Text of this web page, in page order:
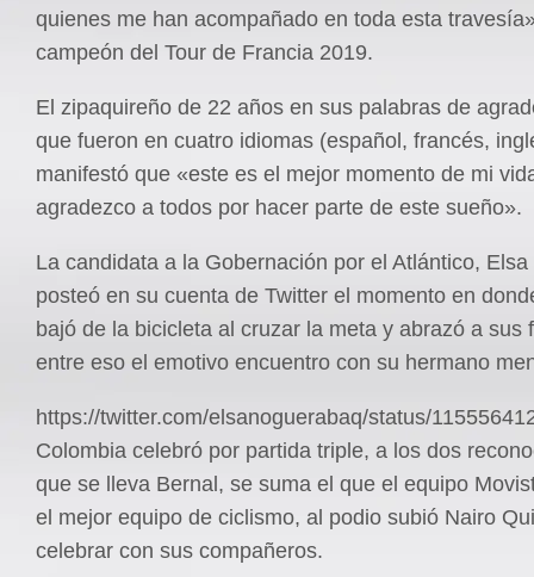
quienes me han acompañado en toda esta
campeón del Tour de Francia 2019.
El zipaquireño de 22 años en sus palabras de
que fueron en cuatro idiomas (español, francés,
manifestó que «este es el mejor momento de mi
agradezco a todos por hacer parte de este sueño».
La candidata a la Gobernación por el Atlántico,
posteó en su cuenta de Twitter el momento en
bajó de la bicicleta al cruzar la meta y abrazó a sus
entre eso el emotivo encuentro con su hermano
https://twitter.com/elsanoguerabaq/status/
Colombia celebró por partida triple, a los dos
que se lleva Bernal, se suma el que el equipo
el mejor equipo de ciclismo, al podio subió Nairo
celebrar con sus compañeros.